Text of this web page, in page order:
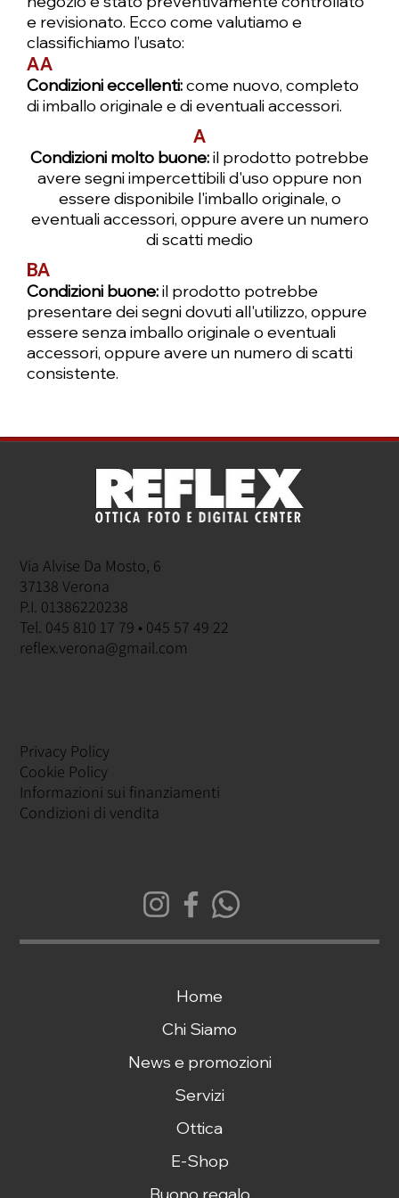
AA
Condizioni eccellenti:come nuovo, completo
di imballo originale e di eventuali accessori.
A
Condizioni molto buone:il prodotto potrebbe
avere segni impercettibili d'uso oppure non
essere disponibile l'imballo originale, o
eventuali accessori, oppure avere un numero
di scatti medio
BA
Condizioni buone:il prodotto potrebbe
presentare dei segni dovuti all'utilizzo, oppure
essere senza imballo originale o eventuali
accessori, oppure avere un numero di scatti
consistente.
e revisionato. Ecco come valutiamo e
classifichiamo l’usato:
Aggiungi al carrello
Aggiungi al carrello
Aggiungi al carrello
Preordina
Preordina
Preordina
Aggiungi al carrello
Aggiungi al carrello
Aggiungi al carrello
Aggiungi al carrello
Aggiungi al carrello
Aggiungi al carrello
Aggiungi al carrello
Aggiungi al carrello
Aggiungi al carrello
Via Alvise Da Mosto, 6
37138 Verona
P.I. 01386220238
Tel. 045 810 17 79 • 045 57 49 22
reflex.verona@gmail.com
Privacy Policy
Cookie Policy
Informazioni sui finanziamenti
Condizioni di vendita
Home
Chi Siamo
News e promozioni
Servizi
Ottica
E-Shop
Buono regalo